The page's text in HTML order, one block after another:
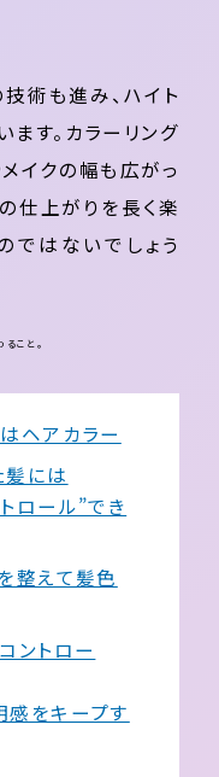
術も進み、ハイト
す。カラーリング
イクの幅も広がっ
仕上がりを長く楽
ではないでしょう
こと。
ヘアカラー
には
ロール”でき
整えて髪色
ントロー
をキープす